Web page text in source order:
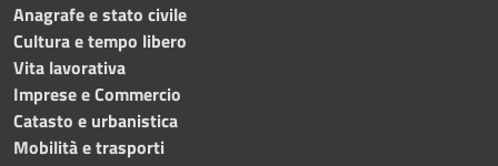
Anagrafe e stato civile
Cultura e tempo libero
Vita lavorativa
Imprese e Commercio
Catasto e urbanistica
Mobilità e trasporti